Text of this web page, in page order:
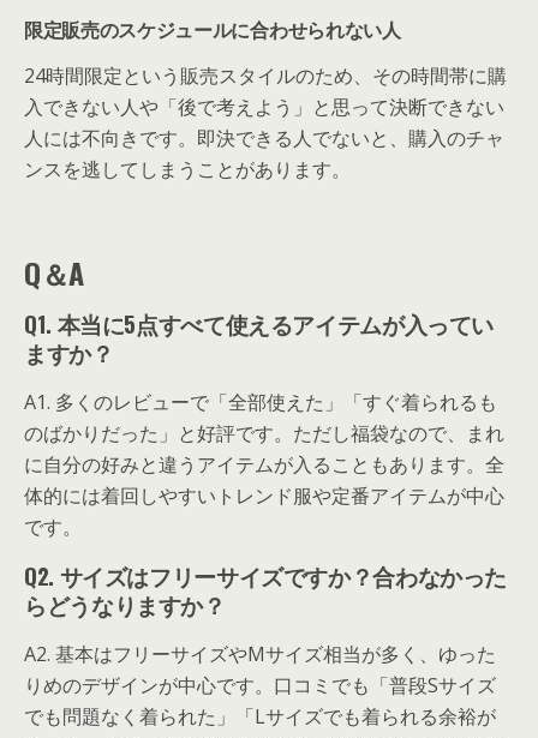
限定販売のスケジュールに合わせられない人
24時間限定という販売スタイルのため、その時間帯に購
入できない人や「後で考えよう」と思って決断できない
人には不向きです。即決できる人でないと、購入のチャ
ンスを逃してしまうことがあります。
Q＆A
Q1. 本当に5点すべて使えるアイテムが入ってい
ますか？
A1. 多くのレビューで「全部使えた」「すぐ着られるも
のばかりだった」と好評です。ただし福袋なので、まれ
に自分の好みと違うアイテムが入ることもあります。全
体的には着回しやすいトレンド服や定番アイテムが中心
です。
Q2. サイズはフリーサイズですか？合わなかった
らどうなりますか？
A2. 基本はフリーサイズやMサイズ相当が多く、ゆった
りめのデザインが中心です。口コミでも「普段Sサイズ
でも問題なく着られた」「Lサイズでも着られる余裕が